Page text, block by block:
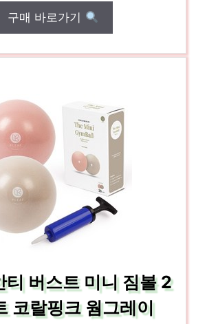
구매 바로가기
티 버스트 미니 짐볼 2
코랄핑크 웜그레이